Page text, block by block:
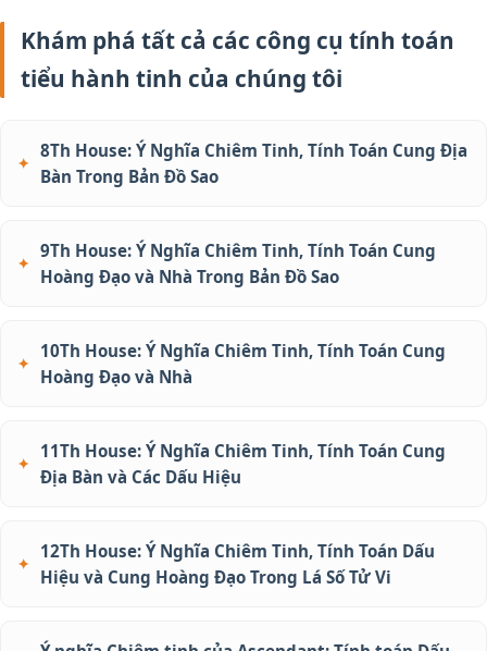
Khám phá tất cả các công cụ tính toán
tiểu hành tinh của chúng tôi
8Th House: Ý Nghĩa Chiêm Tinh, Tính Toán Cung Địa
Bàn Trong Bản Đồ Sao
9Th House: Ý Nghĩa Chiêm Tinh, Tính Toán Cung
Hoàng Đạo và Nhà Trong Bản Đồ Sao
10Th House: Ý Nghĩa Chiêm Tinh, Tính Toán Cung
Hoàng Đạo và Nhà
11Th House: Ý Nghĩa Chiêm Tinh, Tính Toán Cung
Địa Bàn và Các Dấu Hiệu
12Th House: Ý Nghĩa Chiêm Tinh, Tính Toán Dấu
Hiệu và Cung Hoàng Đạo Trong Lá Số Tử Vi